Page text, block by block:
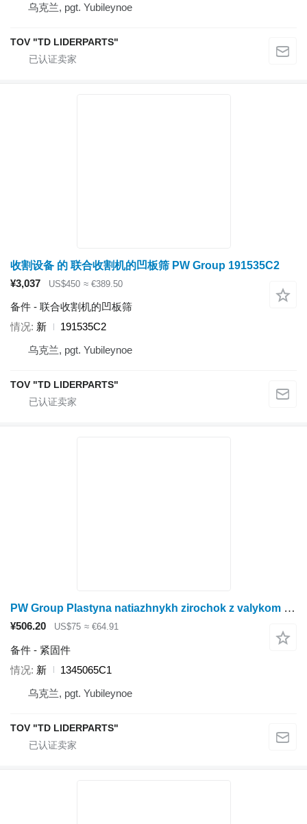
乌克兰, pgt. Yubileynoe
TOV "TD LIDERPARTS"
收割设备 的 联合收割机的凹板筛 PW Group 191535C2
¥3,037
US$450 ≈ €389.50
备件 - 联合收割机的凹板筛
情况 新
191535C2
乌克兰, pgt. Yubileynoe
TOV "TD LIDERPARTS"
PW Group Plastyna natiazhnykh zirochok z valykom 88-i versii 1345065C 1345065C1
¥506.20 US$75 ≈ €64.91
备件 - 紧固件
情况 新
1345065C1
乌克兰, pgt. Yubileynoe
TOV "TD LIDERPARTS"